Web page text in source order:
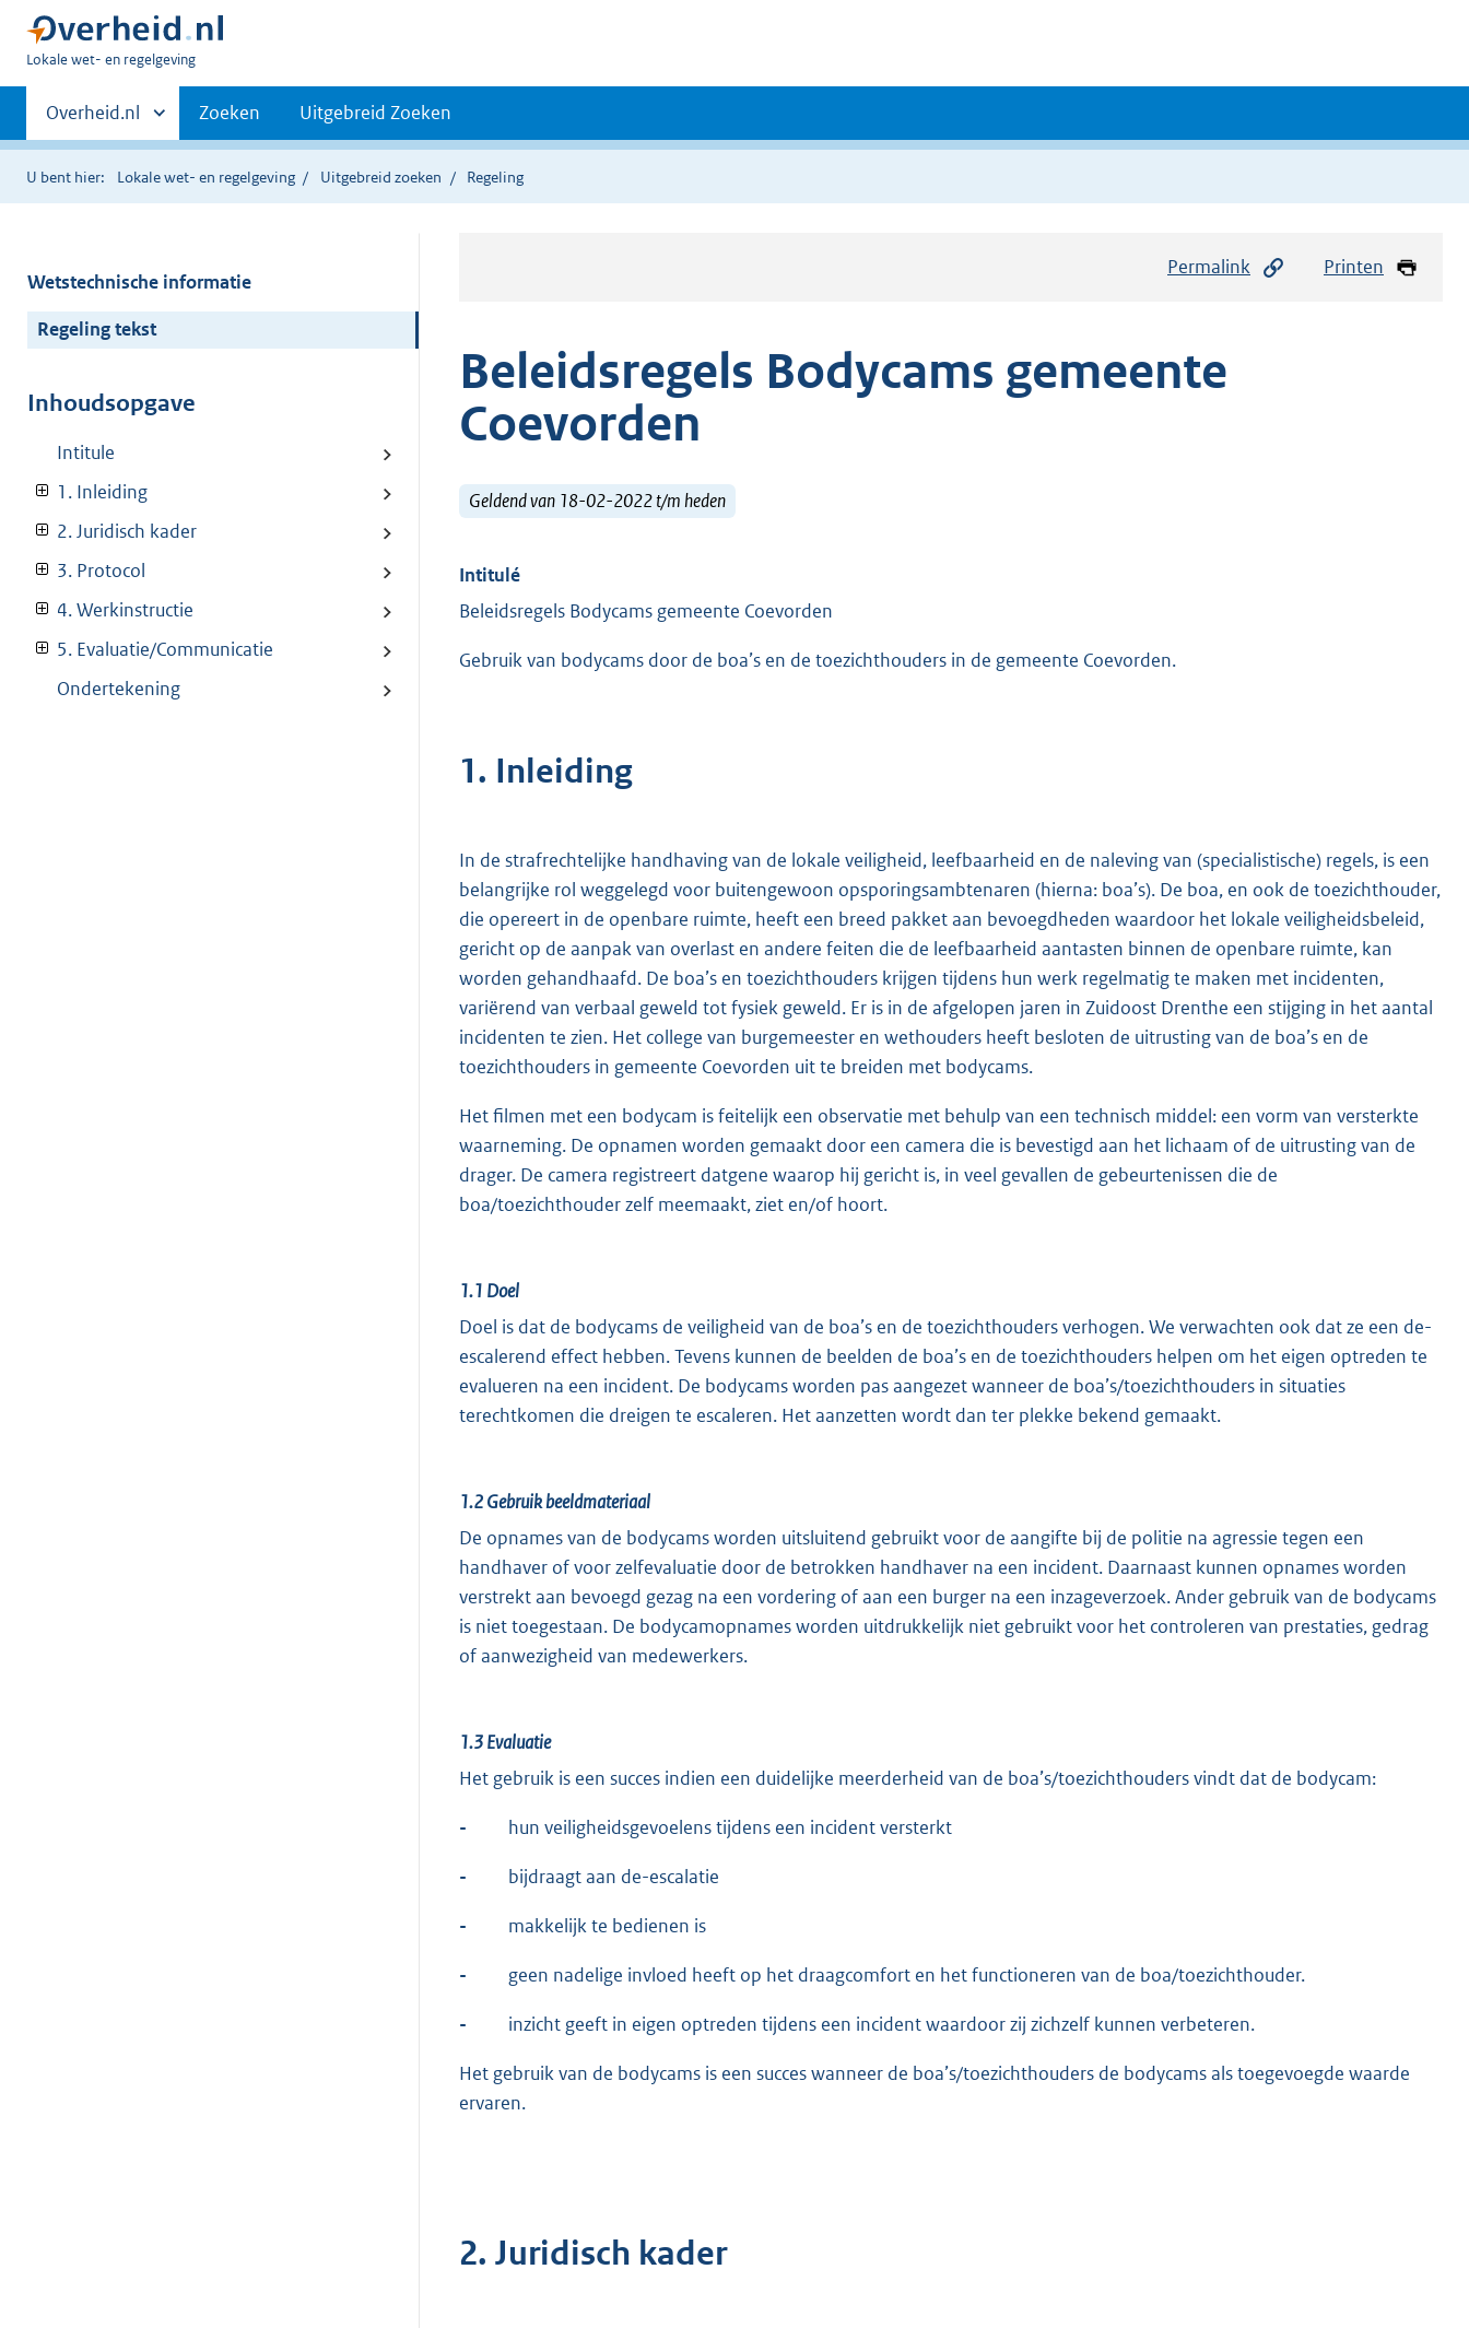
U
hier:
Lokale wet- en regelgeving
Primaire
navigatie
Andere
sites
binnen
Overheid.nl Zoeken Uitgebreid Zoeken
U bent hier: Lokale wet- en regelgeving Uitgebreid zoeken Regeling
Wetstechnische informatie
Regeling tekst
Inhoudsopgave
Intitule
1. Inleiding
2. Juridisch kader
3. Protocol
4. Werkinstructie
5. Evaluatie/Communicatie
Ondertekening
Permalink Printen
Beleidsregels Bodycams gemeente
Coevorden
Geldend van 18-02-2022 t/m heden
Intitulé
Beleidsregels Bodycams gemeente Coevorden
Gebruik van bodycams door de boa’s en de toezichthouders in de gemeente Coevorden.
1. Inleiding
In de strafrechtelijke handhaving van de lokale veiligheid, leefbaarheid en de naleving van (specialistische) regels, is een
belangrijke rol weggelegd voor buitengewoon opsporingsambtenaren (hierna: boa’s). De boa, en ook de toezichthouder,
die opereert in de openbare ruimte, heeft een breed pakket aan bevoegdheden waardoor het lokale veiligheidsbeleid,
gericht op de aanpak van overlast en andere feiten die de leefbaarheid aantasten binnen de openbare ruimte, kan
worden gehandhaafd. De boa’s en toezichthouders krijgen tijdens hun werk regelmatig te maken met incidenten,
variërend van verbaal geweld tot fysiek geweld. Er is in de afgelopen jaren in Zuidoost Drenthe een stijging in het aantal
incidenten te zien. Het college van burgemeester en wethouders heeft besloten de uitrusting van de boa’s en de
toezichthouders in gemeente Coevorden uit te breiden met bodycams.
Het filmen met een bodycam is feitelijk een observatie met behulp van een technisch middel: een vorm van versterkte
waarneming. De opnamen worden gemaakt door een camera die is bevestigd aan het lichaam of de uitrusting van de
drager. De camera registreert datgene waarop hij gericht is, in veel gevallen de gebeurtenissen die de
boa/toezichthouder zelf meemaakt, ziet en/of hoort.
1.1 Doel
Doel is dat de bodycams de veiligheid van de boa’s en de toezichthouders verhogen. We verwachten ook dat ze een de-
escalerend effect hebben. Tevens kunnen de beelden de boa’s en de toezichthouders helpen om het eigen optreden te
evalueren na een incident. De bodycams worden pas aangezet wanneer de boa’s/toezichthouders in situaties
terechtkomen die dreigen te escaleren. Het aanzetten wordt dan ter plekke bekend gemaakt.
1.2Gebruik beeldmateriaal
De opnames van de bodycams worden uitsluitend gebruikt voor de aangifte bij de politie na agressie tegen een
handhaver of voor zelfevaluatie door de betrokken handhaver na een incident. Daarnaast kunnen opnames worden
verstrekt aan bevoegd gezag na een vordering of aan een burger na een inzageverzoek. Ander gebruik van de bodycams
is niet toegestaan. De bodycamopnames worden uitdrukkelijk niet gebruikt voor het controleren van prestaties, gedrag
of aanwezigheid van medewerkers.
1.3Evaluatie
Het gebruik is een succes indien een duidelijke meerderheid van de boa’s/toezichthouders vindt dat de bodycam:
- hun veiligheidsgevoelens tijdens een incident versterkt
- bijdraagt aan de-escalatie
- makkelijk te bedienen is
- geen nadelige invloed heeft op het draagcomfort en het functioneren van de boa/toezichthouder.
- inzicht geeft in eigen optreden tijdens een incident waardoor zij zichzelf kunnen verbeteren.
Het gebruik van de bodycams is een succes wanneer de boa’s/toezichthouders de bodycams als toegevoegde waarde
ervaren.
2. Juridisch kader